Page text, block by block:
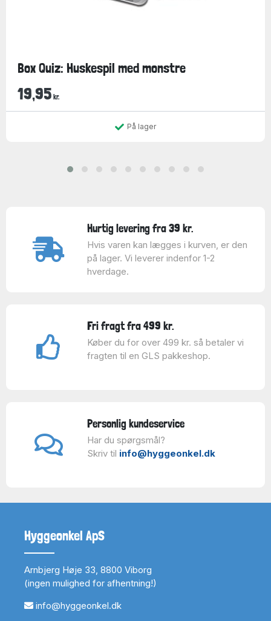
Box Quiz: Huskespil med monstre
19,95 kr.
På lager
Hurtig levering fra 39 kr.
Hvis varen kan lægges i kurven, er den
på lager. Vi leverer indenfor 1-2
hverdage.
Fri fragt fra 499 kr.
Køber du for over 499 kr. så betaler vi
fragten til en GLS pakkeshop.
Personlig kundeservice
Har du spørgsmål?
Skriv til info@hyggeonkel.dk
Hyggeonkel ApS
Arnbjerg Høje 33, 8800 Viborg
(ingen mulighed for afhentning!)
info@hyggeonkel.dk